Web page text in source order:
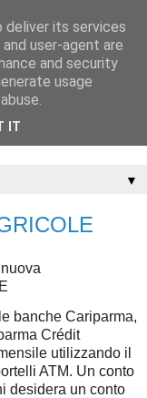
▼
banche Cariparma,
Crédit
utilizzando il
ATM. Un conto
desidera un conto
deliver its services
user-agent are
and security
usage
IT